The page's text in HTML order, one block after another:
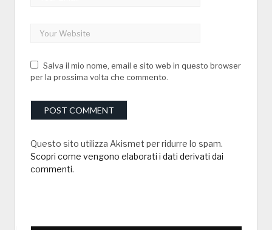
Salva il mio nome, email e sito web in questo browser
per la prossima volta che commento.
Questo sito utilizza Akismet per ridurre lo spam.
Scopri come vengono elaborati i dati derivati dai
commenti.